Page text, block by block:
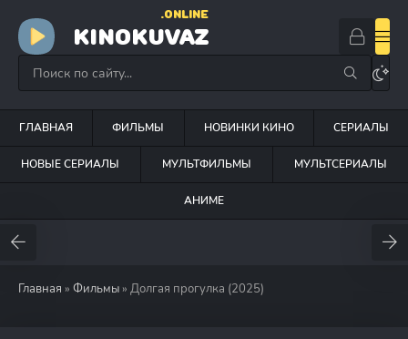
KINOKUVAZ
.ONLINE
ГЛАВНАЯ ФИЛЬМЫ НОВИНКИ КИНО СЕРИАЛЫ
НОВЫЕ СЕРИАЛЫ МУЛЬТФИЛЬМЫ МУЛЬТСЕРИАЛЫ
АНИМЕ
Главная » Фильмы » Долгая прогулка (2025)